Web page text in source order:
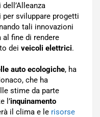
sviluppare progetti
tali innovazioni
fine di rendere
dei veicoli elettrici.
auto ecologiche, ha
che ha
stime da parte
l’inquinamento
il clima e le risorse